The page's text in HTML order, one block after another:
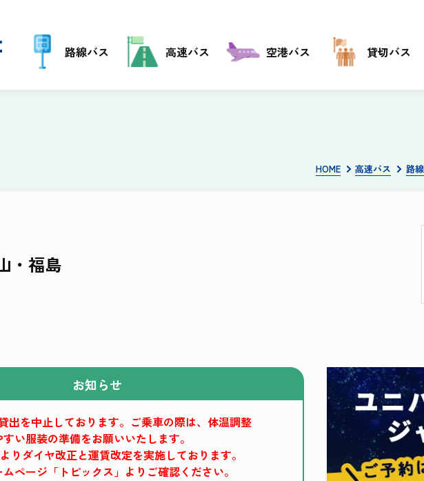
路線バス 高速バス 空港バス 貸切バス
HOME 高速バス 路
・福島
お知らせ
出を中止しております。ご乗車の際は、体温調整
すい服装の準備をお願いいたします。
りダイヤ改正と運賃改定を実施しております。
ページ「トピックス」よりご確認ください。